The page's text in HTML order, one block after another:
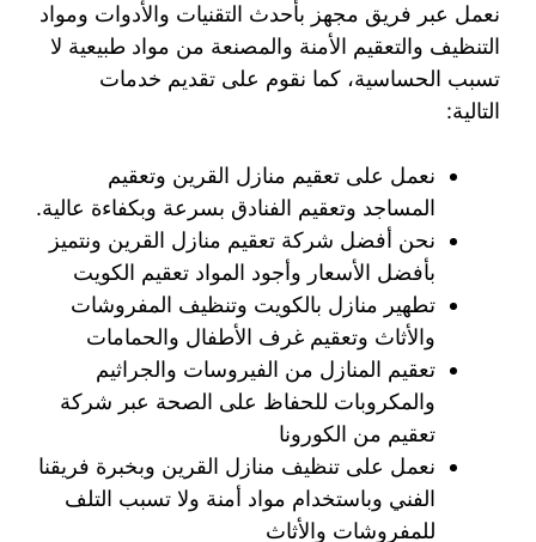
نعمل عبر فريق مجهز بأحدث التقنيات والأدوات ومواد
التنظيف والتعقيم الأمنة والمصنعة من مواد طبيعية لا
تسبب الحساسية، كما نقوم على تقديم خدمات
التالية:
نعمل على تعقيم منازل القرين وتعقيم
المساجد وتعقيم الفنادق بسرعة وبكفاءة عالية.
نحن أفضل شركة تعقيم منازل القرين ونتميز
بأفضل الأسعار وأجود المواد تعقيم الكويت
تطهير منازل بالكويت وتنظيف المفروشات
والأثاث وتعقيم غرف الأطفال والحمامات
تعقيم المنازل من الفيروسات والجراثيم
والمكروبات للحفاظ على الصحة عبر شركة
تعقيم من الكورونا
نعمل على تنظيف منازل القرين وبخبرة فريقنا
الفني وباستخدام مواد أمنة ولا تسبب التلف
للمفروشات والأثاث